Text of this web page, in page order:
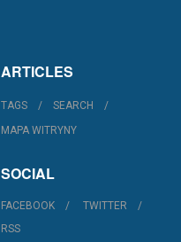
ARTICLES
TAGS
SEARCH
MAPA WITRYNY
SOCIAL
FACEBOOK
TWITTER
RSS